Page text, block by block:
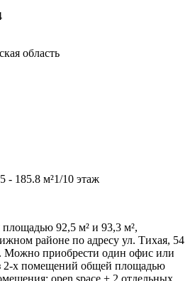
область
- 185.8 м²1/10 этаж
92,5 м² и 93,3 м²,
районе по адресу ул. Тихая, 54
Можно приобрести один офис или
2-х помещений общей площадью
open space + 2 отдельных